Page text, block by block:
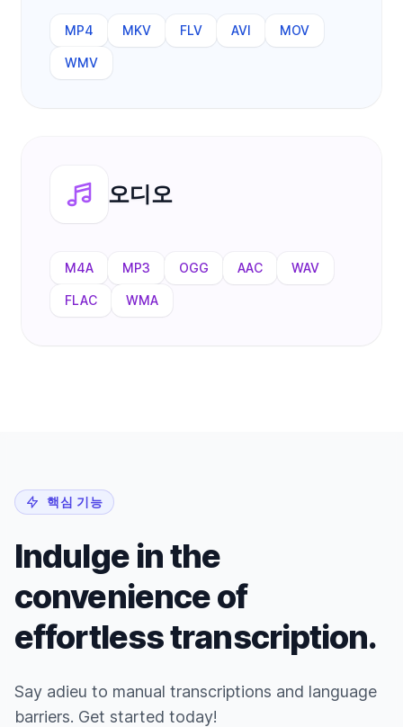
MP4 MKV FLV AVI MOV
WMV
오디오
M4A MP3 OGG AAC WAV
FLAC WMA
핵심 기능
Indulge in the
convenience of
effortless transcription.
Say adieu to manual transcriptions and language
barriers. Get started today!